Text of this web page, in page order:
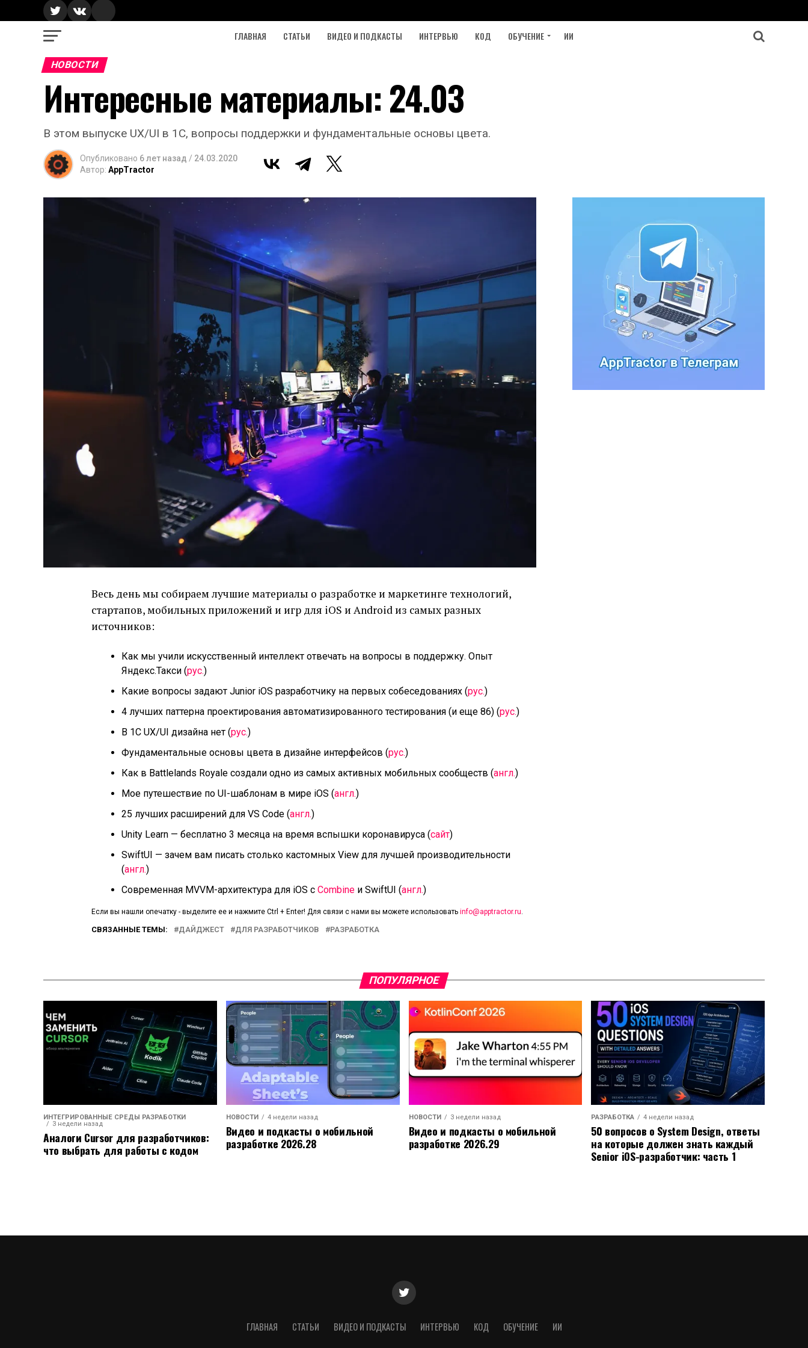
ГЛАВНАЯ СТАТЬИ ВИДЕО И ПОДКАСТЫ ИНТЕРВЬЮ КОД ОБУЧЕНИЕ ИИ
НОВОСТИ
Интересные материалы: 24.03
В этом выпуске UX/UI в 1С, вопросы поддержки и фундаментальные основы цвета.
Опубликовано 6 лет назад / 24.03.2020
Автор: AppTractor
Весь день мы собираем лучшие материалы о разработке и маркетинге технологий,
стартапов, мобильных приложений и игр для iOS и Android из самых разных
источников:
Как мы учили искусственный интеллект отвечать на вопросы в поддержку. Опыт
Яндекс.Такси (рус.)
Какие вопросы задают Junior iOS разработчику на первых собеседованиях (рус.)
4 лучших паттерна проектирования автоматизированного тестирования (и еще 86) (рус.)
В 1С UX/UI дизайна нет (рус.)
Фундаментальные основы цвета в дизайне интерфейсов (рус.)
Как в Battlelands Royale создали одно из самых активных мобильных сообществ (англ.)
Мое путешествие по UI-шаблонам в мире iOS (англ.)
25 лучших расширений для VS Code (англ.)
Unity Learn — бесплатно 3 месяца на время вспышки коронавируса (сайт)
SwiftUI — зачем вам писать столько кастомных View для лучшей производительности
(англ.)
Современная MVVM-архитектура для iOS с Combine и SwiftUI (англ.)
Если вы нашли опечатку - выделите ее и нажмите Ctrl + Enter! Для связи с нами вы можете использовать info@apptractor.ru
СВЯЗАННЫЕ ТЕМЫ: ДАЙДЖЕСТ ДЛЯ РАЗРАБОТЧИКОВ РАЗРАБОТКА
ПОПУЛЯРНОЕ
ИНТЕГРИРОВАННЫЕ СРЕДЫ РАЗРАБОТКИ
3 недели назад
Аналоги Cursor для разработчиков:
что выбрать для работы с кодом
НОВОСТИ 4 недели назад
Видео и подкасты о мобильной
разработке 2026.28
НОВОСТИ 3 недели назад
Видео и подкасты о мобильной
разработке 2026.29
РАЗРАБОТКА 4 недели назад
50 вопросов о System Design, ответы
на которые должен знать каждый
Senior iOS-разработчик: часть 1
ГЛАВНАЯ СТАТЬИ ВИДЕО И ПОДКАСТЫ ИНТЕРВЬЮ КОД ОБУЧЕНИЕ ИИ